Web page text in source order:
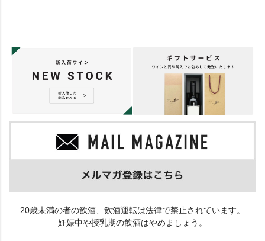
20歳未満の者の飲酒、飲酒運転は法律で禁止されています。
妊娠中や授乳期の飲酒はやめましょう。